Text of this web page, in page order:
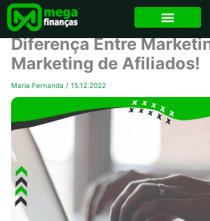
para
conteúdo
Diferença Entre
Marketing de Afiliados!
Maria Fernanda / 15.12.2022